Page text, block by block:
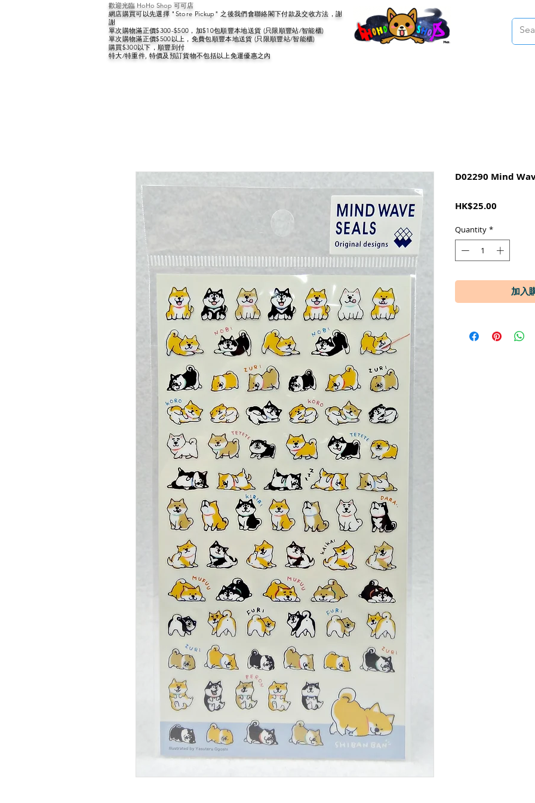
歡迎光臨 HoHo Shop 可可店
網店購買可以先選擇 "Store Pickup" 之後我們會聯絡閣下付款及交收方法，謝
謝
單次購物滿正價$300-$500，加$10包順豐本地送貨 (只限順豐站/智能櫃)
單次購物滿正價$500以上，免費包順豐本地送貨 (只限順豐站/智能櫃)
購買$300以下，順豐到付
特大/特重件, 特價及預訂貨物不包括以上免運優惠之內
D02290 Mind
HK$25.00
Quantity *